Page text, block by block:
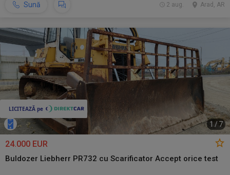
Sună Arad, AR
2 aug.
1 /7
24.000 EUR
Buldozer Liebherr PR732 cu Scarificator Accept orice test